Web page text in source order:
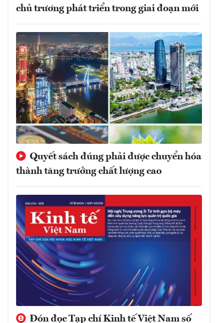
chủ trương phát triển trong giai đoạn mới
Quyết sách đúng phải được chuyển hóa
thành tăng trưởng chất lượng cao
Đón đọc Tạp chí Kinh tế Việt Nam số